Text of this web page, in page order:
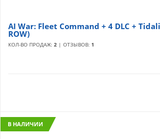
AI War: Fleet Command + 4 DLC +
ROW)
КОЛ-ВО ПРОДАЖ: 2 | ОТЗЫВОВ: 1
В НАЛИЧИИ